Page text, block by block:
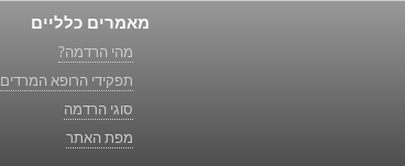
מאמרים כלליים
מהי הרדמה?
תפקידי הרופא המרדים
סוגי הרדמה
מפת האתר